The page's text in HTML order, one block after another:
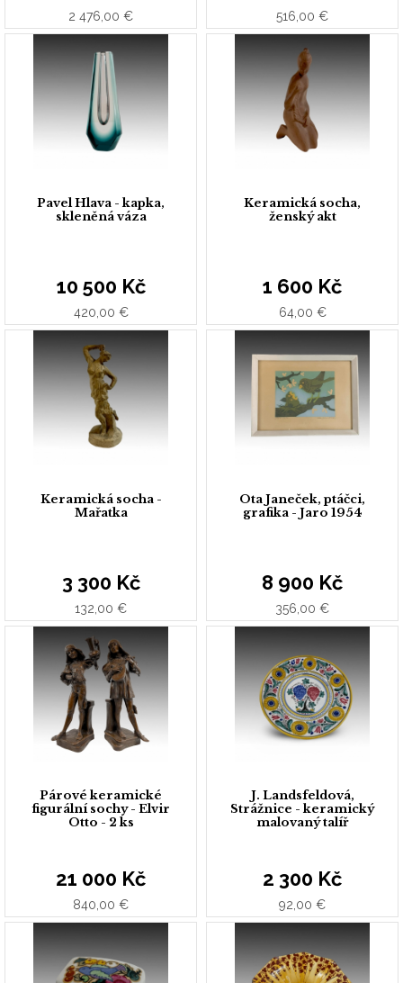
2 476,00 € 516,00 €
Pavel Hlava - kapka,
skleněná váza
10 500 Kč
420,00 €
Keramická socha,
ženský akt
1 600 Kč
64,00 €
Keramická socha -
Mařatka
3 300 Kč
132,00 €
Ota Janeček, ptáčci,
grafika - Jaro 1954
8 900 Kč
356,00 €
Párové keramické
figurální sochy - Elvir
Otto - 2 ks
21 000 Kč
840,00 €
J. Landsfeldová,
Strážnice - keramický
malovaný talíř
2 300 Kč
92,00 €